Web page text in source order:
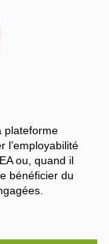
plateforme
l’employabilité
ou, quand il
bénéficier du